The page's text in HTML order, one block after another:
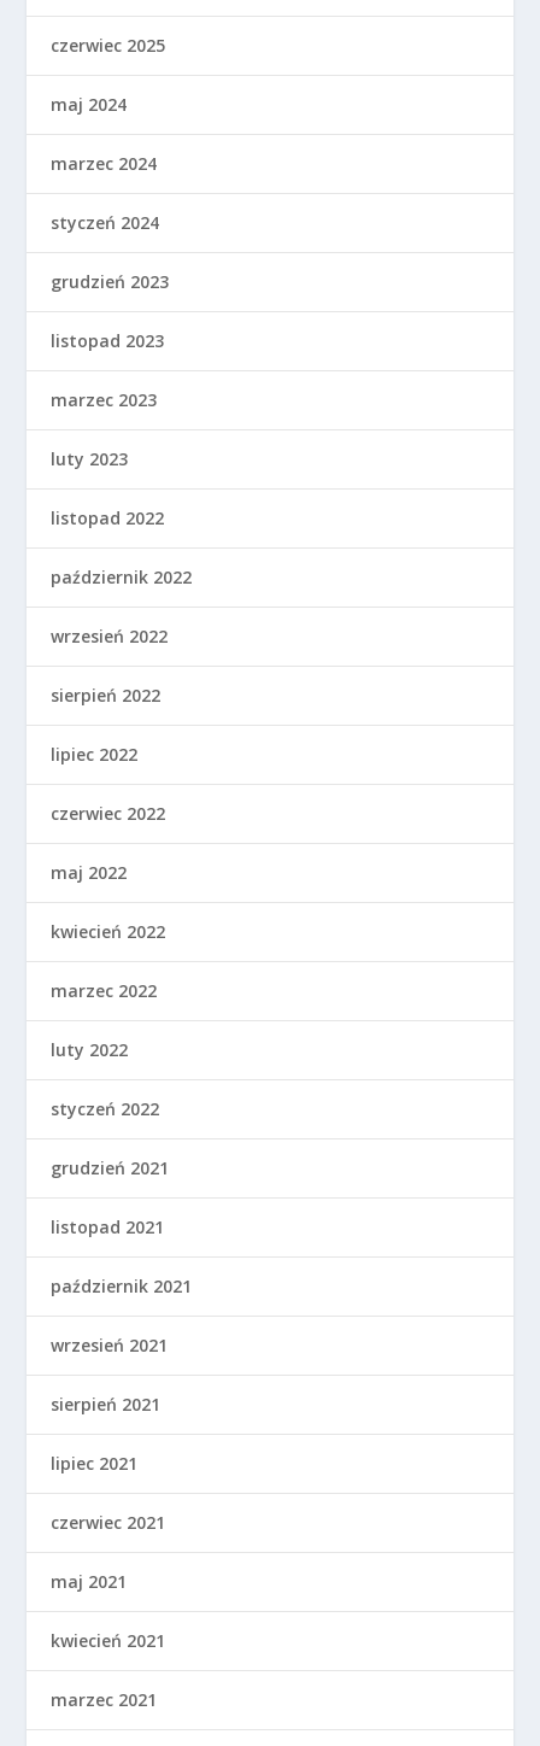
czerwiec 2025
maj 2024
marzec 2024
styczeń 2024
grudzień 2023
listopad 2023
marzec 2023
luty 2023
listopad 2022
październik 2022
wrzesień 2022
sierpień 2022
lipiec 2022
czerwiec 2022
maj 2022
kwiecień 2022
marzec 2022
luty 2022
styczeń 2022
grudzień 2021
listopad 2021
październik 2021
wrzesień 2021
sierpień 2021
lipiec 2021
czerwiec 2021
maj 2021
kwiecień 2021
marzec 2021